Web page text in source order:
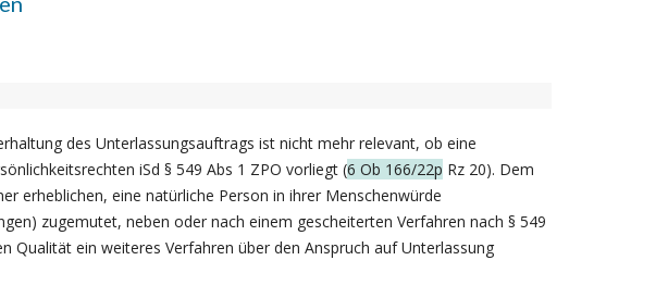
des Unterlassungsauftrags ist nicht mehr relevant, ob eine
iSd § 549 Abs 1 ZPO vorliegt (6 Ob 166/22p Rz 20). Dem
erheblichen, eine natürliche Person in ihrer Menschenwürde
zugemutet, neben oder nach einem gescheiterten Verfahren nach § 549
Qualität ein weiteres Verfahren über den Anspruch auf Unterlassung